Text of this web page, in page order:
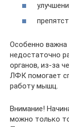
Особенно важна
недостаточно
органов, из-за
ЛФК помогает
работу мышц.
Внимание!
можно только